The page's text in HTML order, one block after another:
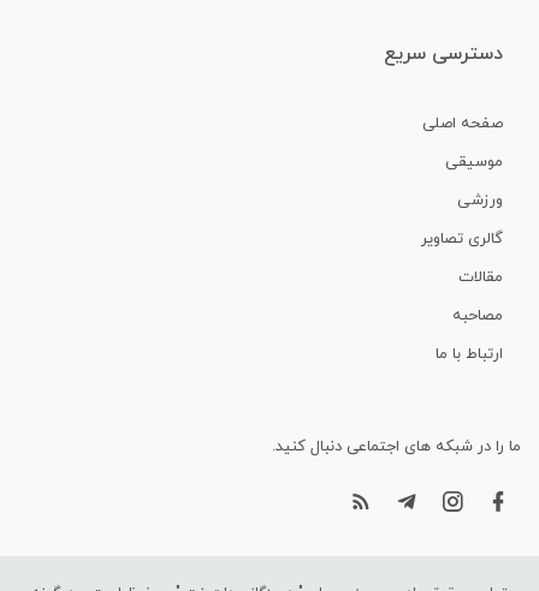
دسترسی سریع
صفحه اصلی
موسیقی
ورزشی
گالری تصاویر
مقالات
مصاحبه
ارتباط با ما
ما را در شبکه های اجتماعی دنبال کنید.